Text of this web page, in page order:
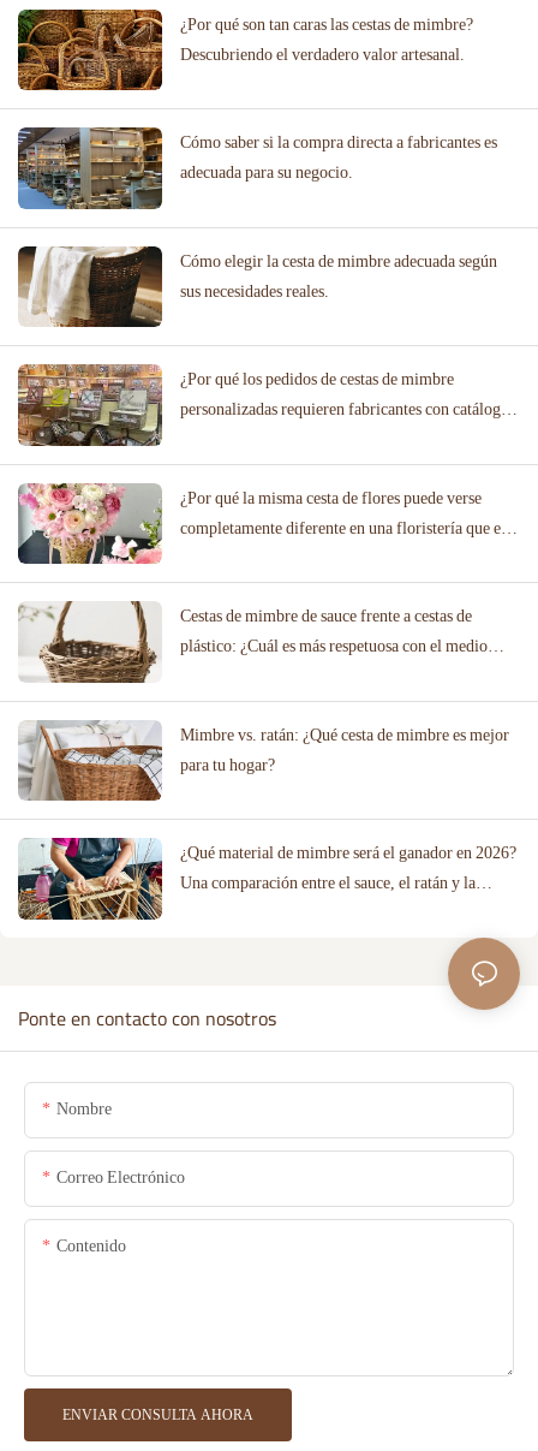
¿Por qué son tan caras las cestas de mimbre?
Descubriendo el verdadero valor artesanal.
Cómo saber si la compra directa a fabricantes es
adecuada para su negocio.
Cómo elegir la cesta de mimbre adecuada según
sus necesidades reales.
¿Por qué los pedidos de cestas de mimbre
personalizadas requieren fabricantes con catálogos
¿Por qué la misma cesta de flores puede verse
completamente diferente en una floristería que en
Cestas de mimbre de sauce frente a cestas de
plástico: ¿Cuál es más respetuosa con el medio
Mimbre vs. ratán: ¿Qué cesta de mimbre es mejor
para tu hogar?
¿Qué material de mimbre será el ganador en 2026?
Una comparación entre el sauce, el ratán y la
Ponte en contacto con nosotros
Nombre
Correo Electrónico
Contenido
ENVIAR CONSULTA AHORA